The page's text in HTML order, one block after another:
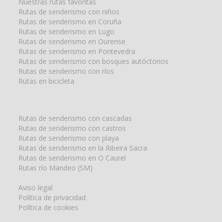
Nuestras rutas favoritas
Rutas de senderismo con niños
Rutas de senderismo en Coruña
Rutas de senderismo en Lugo
Rutas de senderismo en Ourense
Rutas de senderismo en Pontevedra
Rutas de senderismo con bosques autóctonos
Rutas de senderismo con ríos
Rutas en bicicleta
Rutas de senderismo con cascadas
Rutas de senderismo con castros
Rutas de senderismo con playa
Rutas de senderismo en la Ribeira Sacra
Rutas de senderismo en O Caurel
Rutas río Mandeo (SM)
Aviso legal
Política de privacidad
Política de cookies